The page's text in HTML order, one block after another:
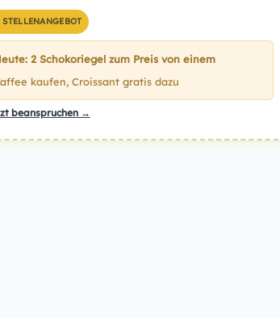
STELLENANGEBOT
2 Schokoriegel zum Preis von einem
kaufen, Croissant gratis dazu
beanspruchen →